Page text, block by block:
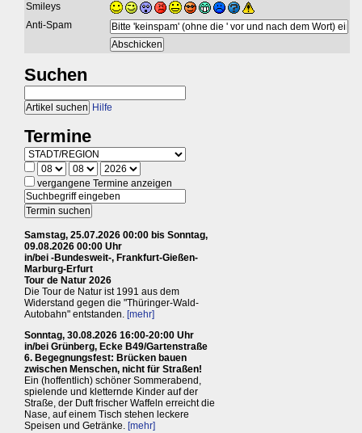
Smileys
Anti-Spam
Suchen
Hilfe
Termine
vergangene Termine anzeigen
Samstag, 25.07.2026 00:00 bis Sonntag,
09.08.2026 00:00 Uhr
in/bei -Bundesweit-, Frankfurt-Gießen-
Marburg-Erfurt
Tour de Natur 2026
Die Tour de Natur ist 1991 aus dem
Widerstand gegen die "Thüringer-Wald-
Autobahn" entstanden. [mehr]
Sonntag, 30.08.2026 16:00-20:00 Uhr
in/bei Grünberg, Ecke B49/Gartenstraße
6. Begegnungsfest: Brücken bauen
zwischen Menschen, nicht für Straßen!
Ein (hoffentlich) schöner Sommerabend,
spielende und kletternde Kinder auf der
Straße, der Duft frischer Waffeln erreicht die
Nase, auf einem Tisch stehen leckere
Speisen und Getränke. [mehr]